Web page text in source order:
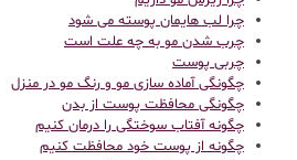
چرا لب هایمان پوسته می شود
چرب شدن مو به چه علت است
چربی پوست
چگونگی آماده سازی مو و رنگ مو در منزل
چگونگی محافظت پوست از بدن
چگونه آفتاب سوختگی را درمان کنیم
چگونه از پوست خود محافظت کنیم